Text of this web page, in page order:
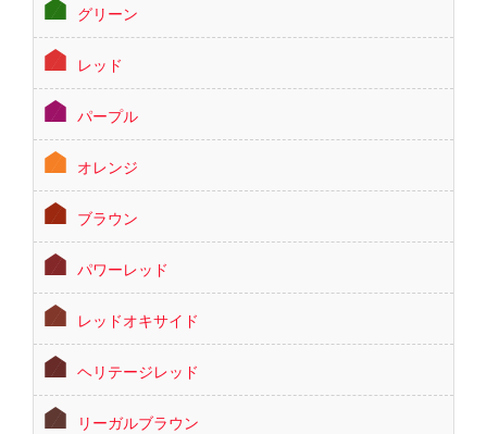
グリーン
レッド
パープル
オレンジ
ブラウン
パワーレッド
レッドオキサイド
ヘリテージレッド
リーガルブラウン